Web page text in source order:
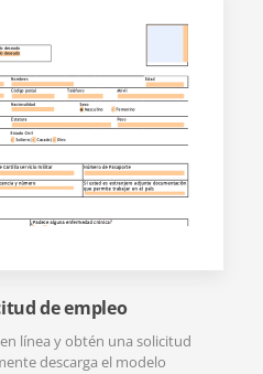
de empleo
línea y obtén una solicitud
descarga el modelo